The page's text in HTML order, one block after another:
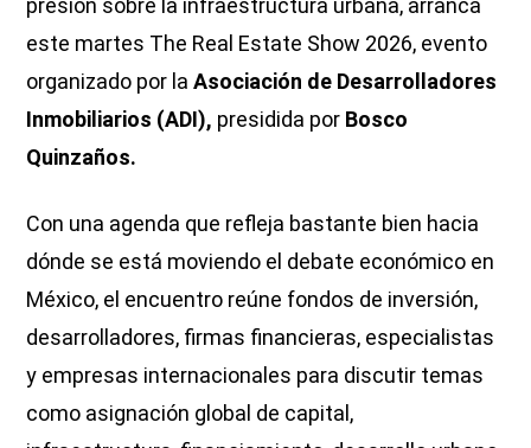
presión sobre la infraestructura urbana, arranca
este martes The Real Estate Show 2026, evento
organizado por laAsociación de Desarrolladores
Inmobiliarios (ADI), presidida por Bosco
Quinzaños.
Con una agenda que refleja bastante bien hacia
dónde se está moviendo el debate económico en
México, el encuentro reúne fondos de inversión,
desarrolladores, firmas financieras, especialistas
y empresas internacionales para discutir temas
como asignación global de capital,